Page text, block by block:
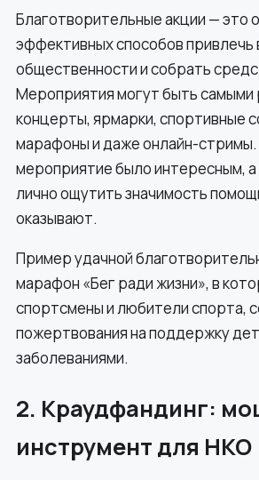
Благотворительные акции — это
эффективных способов привлечь
общественности и собрать
Мероприятия могут быть самыми
концерты, ярмарки, спортивные
марафоны и даже онлайн-
мероприятие было интересным, а
лично ощутить значимость
оказывают.
Пример удачной
марафон «Бег ради жизни», в
спортсмены и любители спорта,
пожертвования на поддержку
заболеваниями.
2. Краудфандинг:
инструмент для НКО